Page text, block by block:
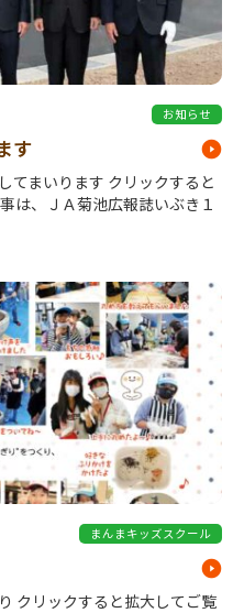
お知らせ
す
てまいります クリックすると
は、ＪＡ菊池広報誌いぶき１
まんまキッズスクール
クリックすると拡大してご覧